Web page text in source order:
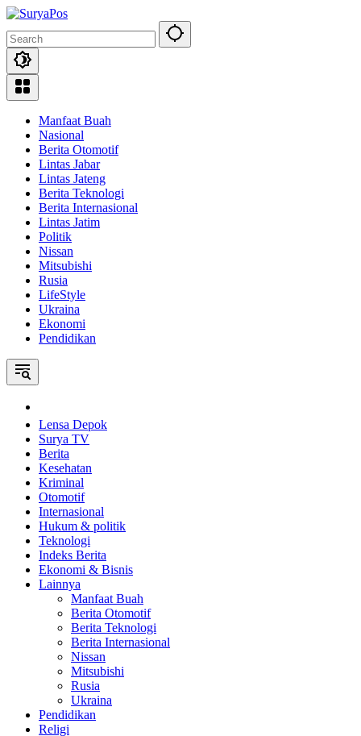
Skip
content
Manfaat Buah
Nasional
Berita Otomotif
Lintas Jabar
Lintas Jateng
Berita Teknologi
Berita Internasional
Lintas Jatim
Politik
Nissan
Mitsubishi
Rusia
LifeStyle
Ukraina
Ekonomi
Pendidikan
Lensa Depok
Surya TV
Berita
Kesehatan
Kriminal
Otomotif
Internasional
Hukum & politik
Teknologi
Indeks Berita
Ekonomi & Bisnis
Lainnya
Manfaat Buah
Berita Otomotif
Berita Teknologi
Berita Internasional
Nissan
Mitsubishi
Rusia
Ukraina
Pendidikan
Religi